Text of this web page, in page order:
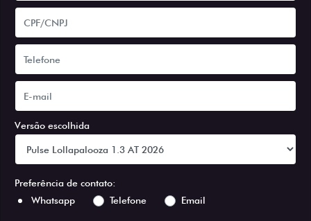
Versão escolhida
Preferência de contato:
Whatsapp
Telefone Email